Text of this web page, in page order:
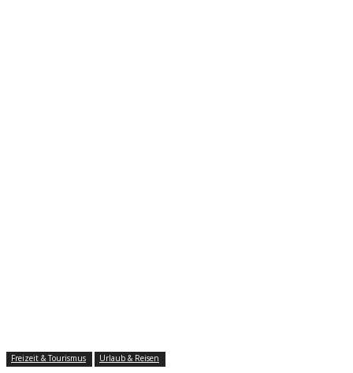
Freizeit & Tourismus Urlaub & Reisen